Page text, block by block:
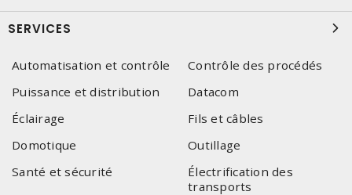
SERVICES
Automatisation et contrôle
Contrôle des procédés
Puissance et distribution
Datacom
Éclairage
Fils et câbles
Domotique
Outillage
Santé et sécurité
Électrification des
transports